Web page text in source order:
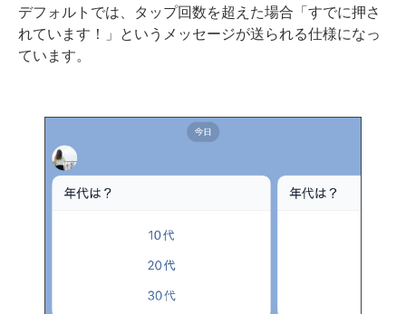
デフォルトでは、タップ回数を超えた場合「すでに押さ
れています！」というメッセージが送られる仕様になっ
ています。